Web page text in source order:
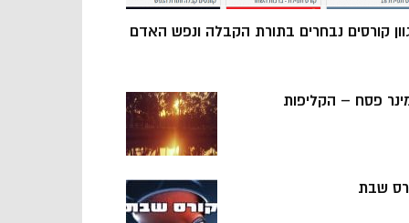
קורסים נבחרים בתורת הקבלה ונפש האדם
פסח – הקליפות
שבת